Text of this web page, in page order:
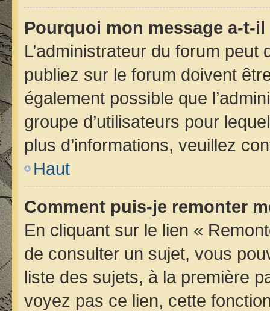
Pourquoi mon message a-t-
L’administrateur du forum
publiez sur le forum doivent
également possible que
groupe d’utilisateurs pour
plus d’informations, veuillez
Haut
Comment puis-je remonter
En cliquant sur le lien «
de consulter un sujet, vous
liste des sujets, à la première
voyez pas ce lien, cette